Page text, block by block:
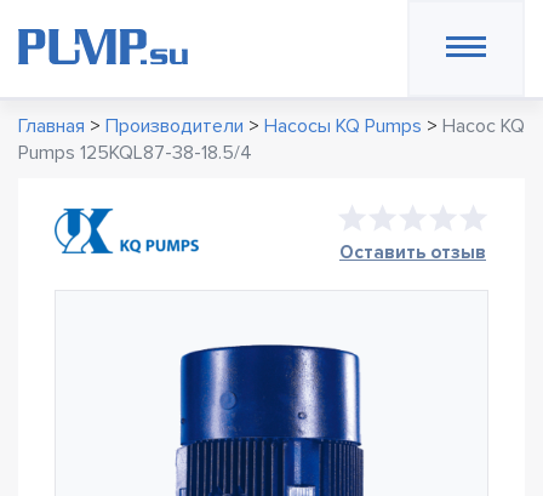
Главная > Производители > Насосы KQ Pumps > Насос KQ
Pumps 125KQL87-38-18.5/4
Оставить отзыв